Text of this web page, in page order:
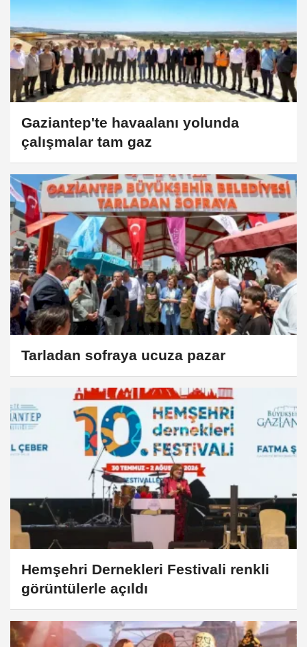
Gaziantep'te havaalanı yolunda
çalışmalar tam gaz
Tarladan sofraya ucuza pazar
Hemşehri Dernekleri Festivali renkli
görüntülerle açıldı